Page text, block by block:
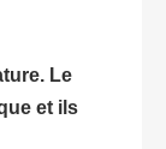
Le
et ils